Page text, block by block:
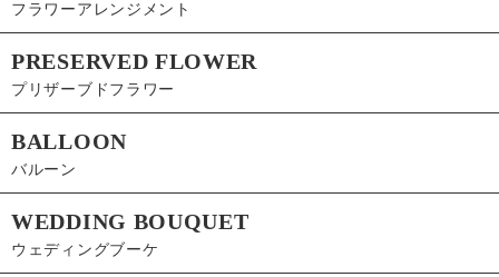
フラワーアレンジメント
PRESERVED FLOWER
プリザーブドフラワー
BALLOON
バルーン
WEDDING BOUQUET
ウェディングブーケ